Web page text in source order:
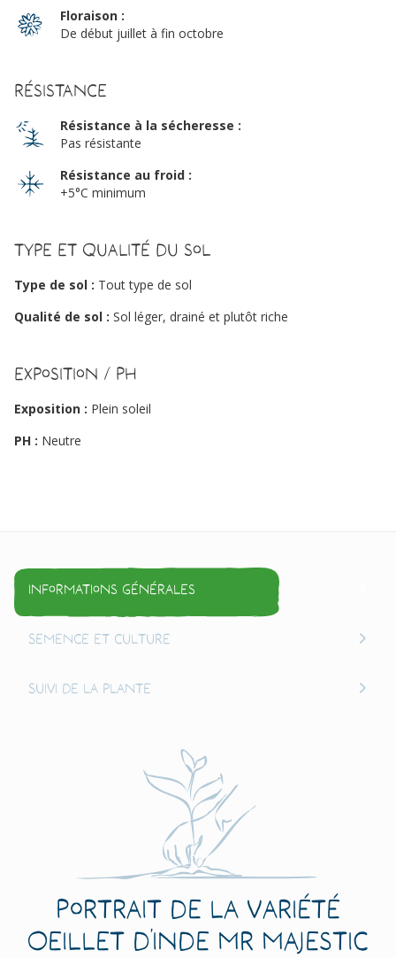
Floraison :
De début juillet à fin octobre
Résistance
Résistance à la sécheresse :
Pas résistante
Résistance au froid :
+5°C minimum
Type et qualité du sol
Type de sol : Tout type de sol
Qualité de sol : Sol léger, drainé et plutôt riche
Exposition / PH
Exposition : Plein soleil
PH : Neutre
Informations générales
Semence et culture
Suivi de la plante
Portrait de la variété
Oeillet d’Inde Mr Majestic